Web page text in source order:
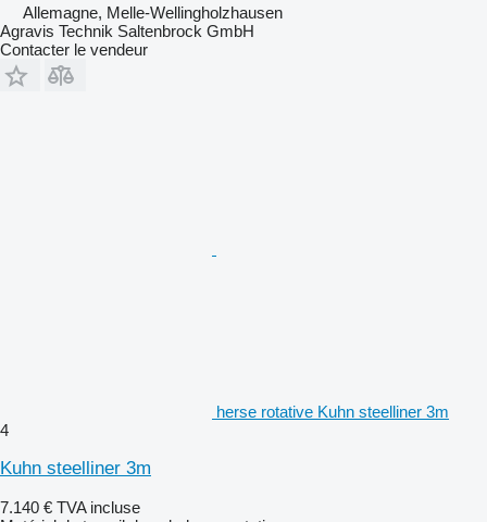
Allemagne, Melle-Wellingholzhausen
Agravis Technik Saltenbrock GmbH
Contacter le vendeur
herse rotative Kuhn steelliner 3m
4
Kuhn steelliner 3m
7.140 € TVA incluse